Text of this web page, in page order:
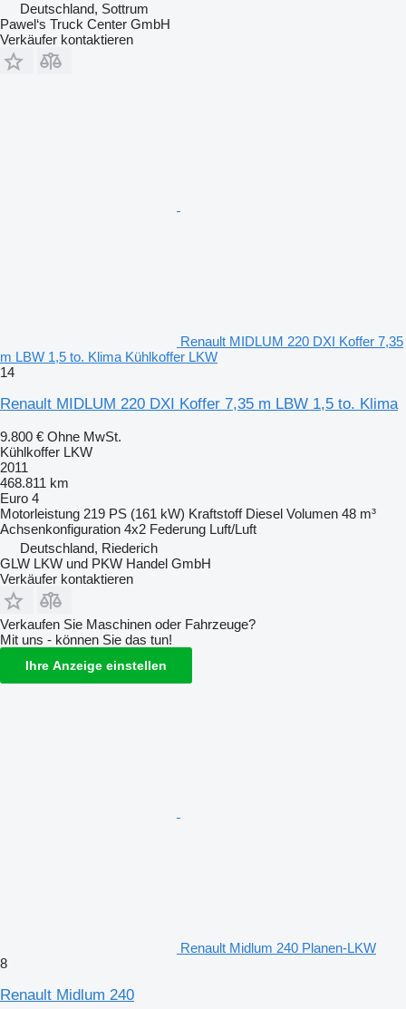
Deutschland, Sottrum
Pawel‘s Truck Center GmbH
Verkäufer kontaktieren
Renault MIDLUM 220 DXI Koffer 7,35
m LBW 1,5 to. Klima Kühlkoffer LKW
14
Renault MIDLUM 220 DXI Koffer 7,35 m LBW 1,5 to. Klima
9.800 € Ohne MwSt.
Kühlkoffer LKW
2011
468.811 km
Euro 4
Motorleistung 219 PS (161 kW) Kraftstoff Diesel Volumen 48 m³
Achsenkonfiguration 4x2 Federung Luft/Luft
Deutschland, Riederich
GLW LKW und PKW Handel GmbH
Verkäufer kontaktieren
Verkaufen Sie Maschinen oder Fahrzeuge?
Mit uns - können Sie das tun!
Ihre Anzeige einstellen
Renault Midlum 240 Planen-LKW
8
Renault Midlum 240